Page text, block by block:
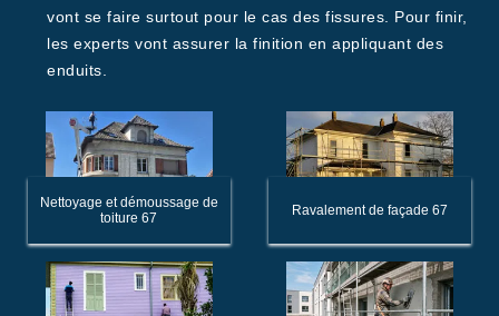
vont se faire surtout pour le cas des fissures. Pour finir,
les experts vont assurer la finition en appliquant des
enduits.
Nettoyage et démoussage de
toiture 67
Ravalement de façade 67